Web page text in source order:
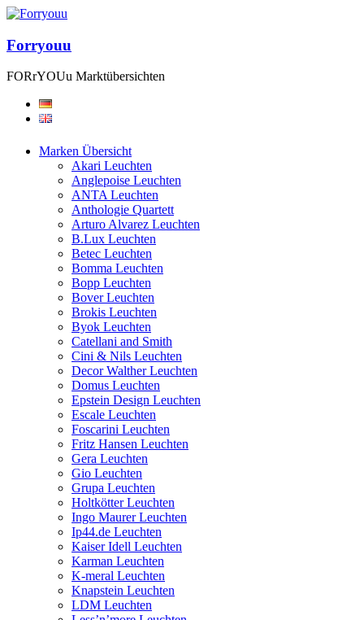
Forryouu
FORrYOUu Marktübersichten
Marken Übersicht
Akari Leuchten
Anglepoise Leuchten
ANTA Leuchten
Anthologie Quartett
Arturo Alvarez Leuchten
B.Lux Leuchten
Betec Leuchten
Bomma Leuchten
Bopp Leuchten
Bover Leuchten
Brokis Leuchten
Byok Leuchten
Catellani and Smith
Cini & Nils Leuchten
Decor Walther Leuchten
Domus Leuchten
Epstein Design Leuchten
Escale Leuchten
Foscarini Leuchten
Fritz Hansen Leuchten
Gera Leuchten
Gio Leuchten
Grupa Leuchten
Holtkötter Leuchten
Ingo Maurer Leuchten
Ip44.de Leuchten
Kaiser Idell Leuchten
Karman Leuchten
K-meral Leuchten
Knapstein Leuchten
LDM Leuchten